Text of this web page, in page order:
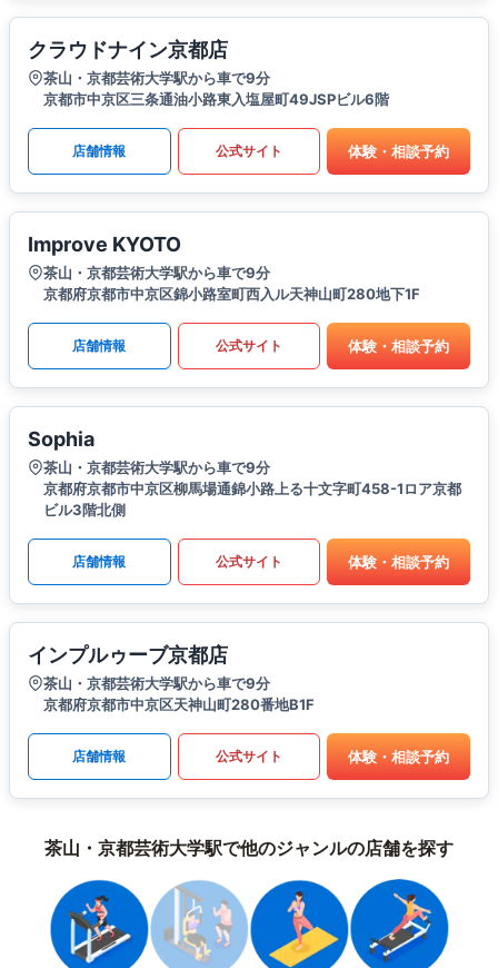
クラウドナイン京都店
茶山・京都芸術大学駅から車で9分
京都市中京区三条通油小路東入塩屋町49JSPビル6階
店舗情報 公式サイト 体験・相談予約
Improve KYOTO
茶山・京都芸術大学駅から車で9分
京都府京都市中京区錦小路室町西入ル天神山町280地下1F
店舗情報 公式サイト 体験・相談予約
Sophia
茶山・京都芸術大学駅から車で9分
京都府京都市中京区柳馬場通錦小路上る十文字町458-1ロア京都
ビル3階北側
店舗情報 公式サイト 体験・相談予約
インプルゥーブ京都店
茶山・京都芸術大学駅から車で9分
京都府京都市中京区天神山町280番地B1F
店舗情報 公式サイト 体験・相談予約
茶山・京都芸術大学駅で他のジャンルの店舗を探す